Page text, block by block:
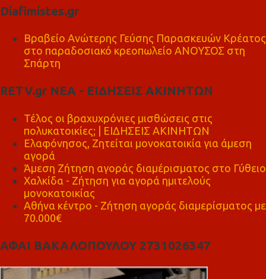
Diafimistes.gr
Βραβείο Ανώτερης Γεύσης Παρασκευών Κρέατος
στο παραδοσιακό κρεοπωλείο ΑΝΟΥΣΟΣ στη
Σπάρτη
RETV.gr ΝΕΑ - ΕΙΔΗΣΕΙΣ ΑΚΙΝΗΤΩΝ
Τέλος οι βραχυχρόνιες μισθώσεις στις
πολυκατοικίες; | ΕΙΔΗΣΕΙΣ ΑΚΙΝΗΤΩΝ
Ελαφόνησος, Ζητείται μονοκατοικία για άμεση
αγορά
Άμεση Ζήτηση αγοράς διαμέρισματος στο Γύθειο
Χαλκίδα - Ζήτηση για αγορά ημιτελούς
μονοκατοικίας
Αθήνα κέντρο - Ζήτηση αγοράς διαμερίσματος με
70.000€
ΑΦΑΙ ΒΑΚΑΛΟΠΟΥΛΟΥ 2731026347